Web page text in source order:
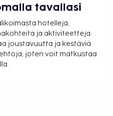
on saatavilla
mukaan)
per päivä
kaikkea. Maksut ja
sisällä veroja, ja ne
huoneessa olevia
tavallasi
hotelleja,
ja aktiviteetteja.
joustavuutta ja kestäviä
joten voit matkustaa